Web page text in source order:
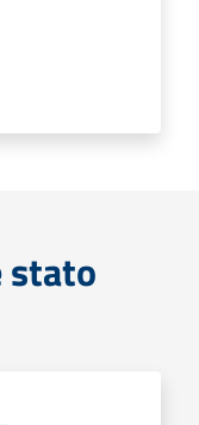
stato